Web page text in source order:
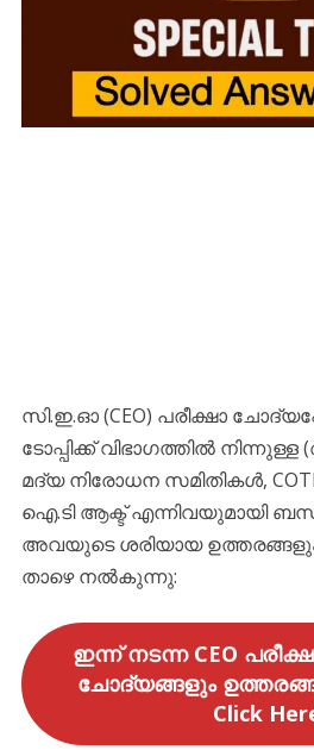
സി.ഇ.ഓ (CEO) പരീക്ഷാ
ടോപ്പിക്ക് വിഭാഗത്തിൽ
മദ്യ നിരോധന സമിതികൾ,
ഐ.ടി ആക്ട് എന്നിവയുമായി
അവയുടെ ശരിയായ
താഴെ നൽകുന്നു:
ഇന്ന് നടന്ന CEO
ചോദ്യങ്ങളും
Click